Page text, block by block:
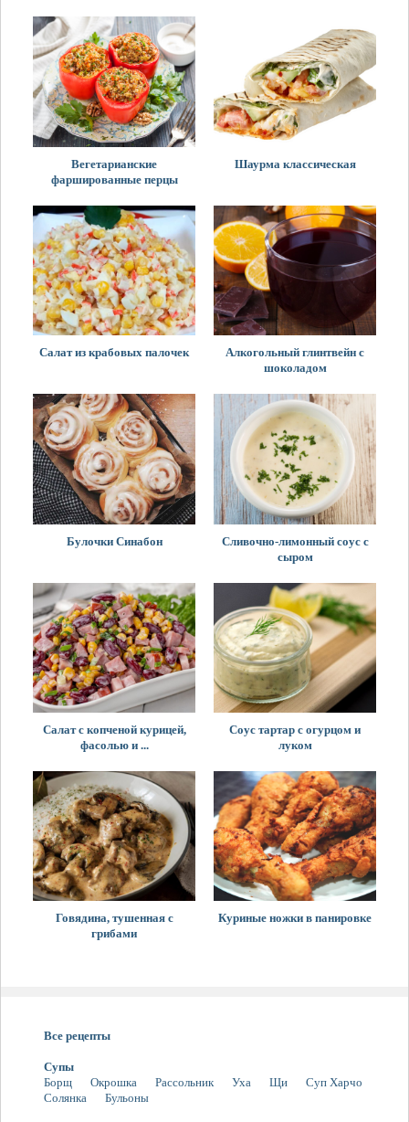
Вегетарианские
фаршированные перцы
Шаурма классическая
Салат из крабовых палочек
Алкогольный глинтвейн с
шоколадом
Булочки Синабон
Сливочно-лимонный соус с
сыром
Салат с копченой курицей,
фасолью и ...
Соус тартар с огурцом и
луком
Говядина, тушенная с
грибами
Куриные ножки в панировке
Все рецепты
Супы
Борщ
Окрошка Рассольник Уха Щи
Суп Харчо
Солянка
Бульоны